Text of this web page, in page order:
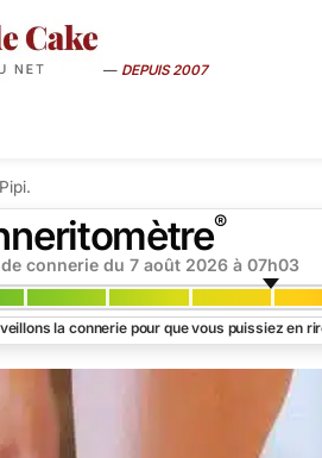
— DEPUIS 2007
®
connerie du 7 août 2026 à 07h03
la connerie pour que vous puissiez en